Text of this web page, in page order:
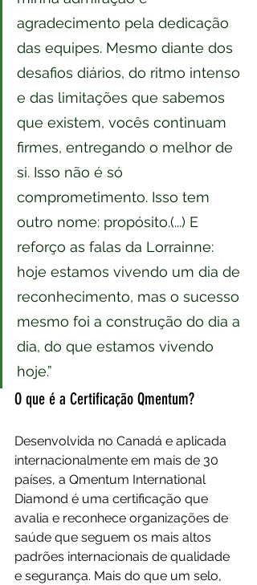
agradecimento pela dedicação
das equipes. Mesmo diante dos
desafios diários, do ritmo intenso
e das limitações que sabemos
que existem, vocês continuam
firmes, entregando o melhor de
si. Isso não é só
comprometimento. Isso tem
outro nome: propósito.(...) E
reforço as falas da Lorrainne:
hoje estamos vivendo um dia de
reconhecimento, mas o sucesso
mesmo foi a construção do dia a
dia, do que estamos vivendo
hoje.”
O que é a Certificação Qmentum?
Desenvolvida no Canadá e aplicada
internacionalmente em mais de 30
países, a Qmentum International
Diamond é uma certificação que
avalia e reconhece organizações de
saúde que seguem os mais altos
padrões internacionais de qualidade
e segurança. Mais do que um selo,